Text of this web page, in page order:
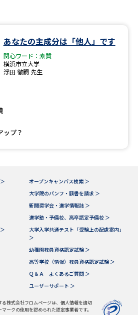
から請求
徴を調べる
国際・グローバルに強い大学特
集
あなたの主成分は「他人」です
関心ワード：素質
横浜市立大学
浮田 徹嗣 先生
ップ？
オープンキャンパス検索 ＞
大学院のパンフ・願書を請求 ＞
新聞奨学会・進学情報誌 ＞
進学塾・予備校、高卒認定予備校 ＞
大学入学共通テスト「受験上の配慮案内」
＞
幼稚園教員資格認定試験 ＞
高等学校（情報）教員資格認定試験 ＞
Ｑ＆Ａ よくあるご質問 ＞
ユーザーサポート ＞
株式会社フロムページは、個人情報を適切
ークの使用を認められた認定事業者です。